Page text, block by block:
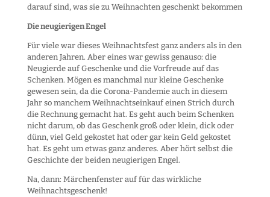
darauf sind, was sie zu Weihnachten geschenkt bekommen
Die neugierigen Engel
Für viele war dieses Weihnachtsfest ganz anders als in den
anderen Jahren. Aber eines war gewiss genauso: die
Neugierde auf Geschenke und die Vorfreude auf das
Schenken. Mögen es manchmal nur kleine Geschenke
gewesen sein, da die Corona-Pandemie auch in diesem
Jahr so manchem Weihnachtseinkauf einen Strich durch
die Rechnung gemacht hat. Es geht auch beim Schenken
nicht darum, ob das Geschenk groß oder klein, dick oder
dünn, viel Geld gekostet hat oder gar kein Geld gekostet
hat. Es geht um etwas ganz anderes. Aber hört selbst die
Geschichte der beiden neugierigen Engel.
Na, dann: Märchenfenster auf für das wirkliche
Weihnachtsgeschenk!